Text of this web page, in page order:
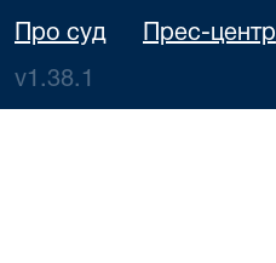
Про суд Прес-центр
v1.38.1